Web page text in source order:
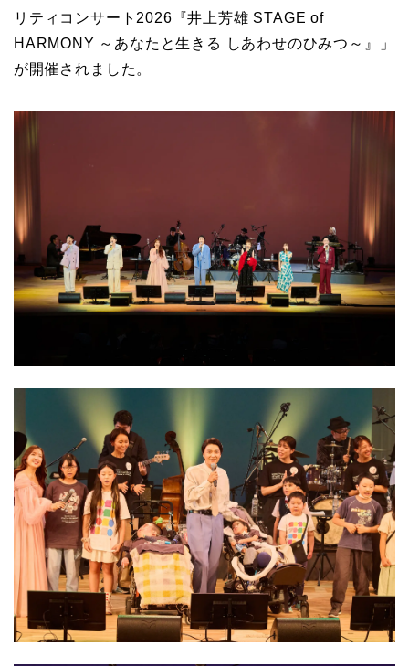
リティコンサート2026『井上芳雄 STAGE of
HARMONY ～あなたと生きる しあわせのひみつ～』」
が開催されました。